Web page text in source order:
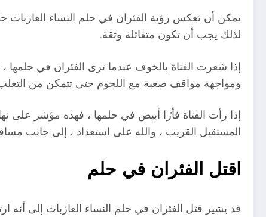
يمكن أن تعكس رؤية الفئران في حلم النساء العازبات
لذلك يجب أن تكون متفائلة وثقة.
إذا شعرت الفتاة بالخوف عندما ترى الفئران في
ومواجهة مواقف صعبة مع اللحوم حتى تتمكن من التغلب
إذا رأت الفتاة فأرًا أبيض في حلمها ، فهذه مؤشر على
المستقبل القريب ، والله على استعداد ، إلى جانب
اقتل الفئران في حلم
قد يشير قتل الفئران في حلم النساء العازبات إلى أنه